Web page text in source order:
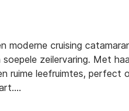
cruising
zeilervaring. Met
ruime leefruimtes, perfect